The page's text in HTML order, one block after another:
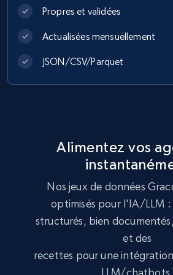
991+ 162+
eCommerce
988+ 160+
Ikea - Products
Propres et validées
Actualisées mensuellement
JSON/CSV/Parquet
Alimentez vos
Nos jeux de données
optimisés pour l'IA/LLM
structurés, bien
et des
recettes pour une